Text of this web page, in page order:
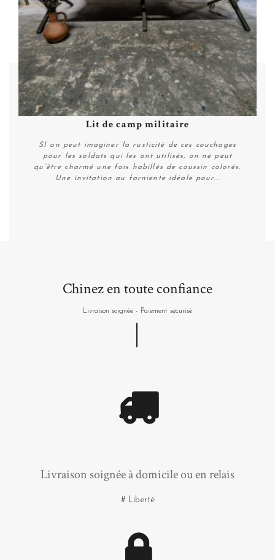
Lit de camp militaire
SI on peut imaginer la rusticité de ces couchages
pour les soldats qui les ont utilisés, on ne peut
qu’être charmé une fois habillés de coussin colorés.
Une invitation au farniente idéale pour...
Chinez en toute confiance
Livraison soignée - Paiement sécurisé
Livraison soignée à domicile ou en relais
# Liberté